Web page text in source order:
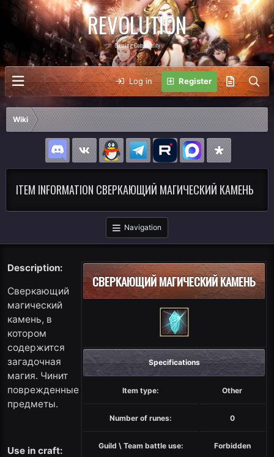
REVOLUTION
Gaming Community
Log in Register
Wiki
ITEM INFORMATION СВЕРКАЮЩИЙ МАГИЧЕСКИЙ КАМЕНЬ
Navigation
СВЕРКАЮЩИЙ МАГИЧЕСКИЙ КАМЕНЬ
Specifications
Item type: Other
Number of runes: 0
Guild \ Team battle use: Forbidden
Description:
Сверкающий
магический
камень, в
котором
содержится
загадочная
магия. Чинит
поврежденные
предметы.
Use in craft: